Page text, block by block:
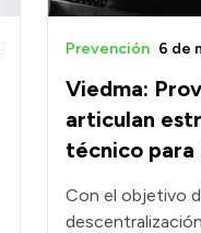
Viedma:
articulan
técnico para
Prevención 6 de
Con el objetivo